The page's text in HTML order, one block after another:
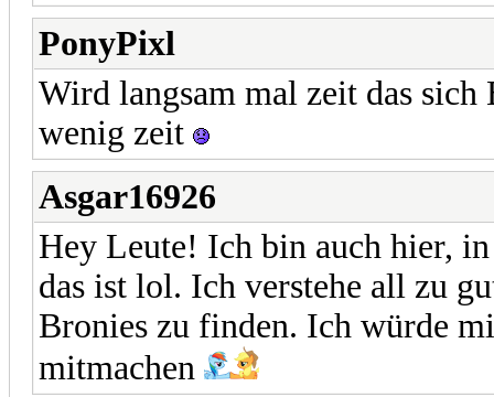
PonyPixl
Wird langsam mal zeit das sich
wenig zeit
Asgar16926
Hey Leute! Ich bin auch hier,
das ist lol. Ich verstehe all zu
Bronies zu finden. Ich würde
mitmachen